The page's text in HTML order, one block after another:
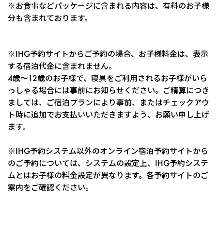
※お食事などパッケージに含まれる内容は、有料のお子様
分も含まれております。
※IHG予約サイトからご予約の場合、お子様料金は、表示
する宿泊代金に含まれません。
4歳～12歳のお子様で、寝具をご利用されるお子様がいら
っしゃる場合には事前にお知らせください。ご精算につき
ましては、ご宿泊プランにより事前、またはチェックアウ
ト時に追加でお支払いいただきますよう、お願い申し上げ
ます。
※IHG予約システム以外のオンライン宿泊予約サイトから
のご予約については、システムの設定上、IHG予約システ
ムとはお子様の料金設定が異なります。各予約サイトのご
案内をご確認ください。